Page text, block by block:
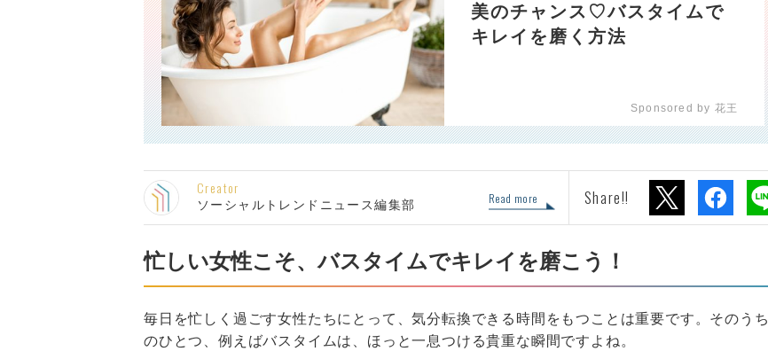
美のチャンス♡バスタイムで
キレイを磨く方法
Sponsored by 花王
Creator
ソーシャルトレンドニュース編集部 Read more Share!!
忙しい女性こそ、バスタイムでキレイを磨こう！
毎日を忙しく過ごす女性たちにとって、気分転換できる時間をもつことは重要です。そのうち
のひとつ、例えばバスタイムは、ほっと一息つける貴重な瞬間ですよね。